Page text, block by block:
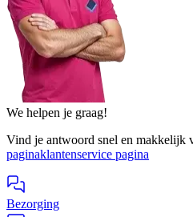
We helpen je graag!
Vind je antwoord snel en makkelijk
paginaklantenservice pagina
Bezorging